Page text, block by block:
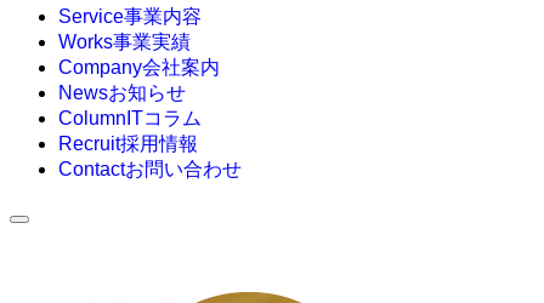
Service事業内容
Works事業実績
Company会社案内
Newsお知らせ
Column ITコラム
Recruit採用情報
Contactお問い合わせ